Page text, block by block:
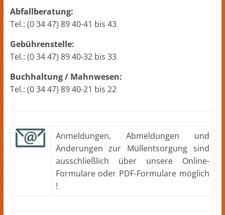
Abfallberatung:
Tel.: (0 34 47) 89 40-41 bis 43
Gebührenstelle:
Tel.: (0 34 47) 89 40-32 bis 33
Buchhaltung / Mahnwesen:
Tel.: (0 34 47) 89 40-21 bis 22
Anmeldungen, Abmeldungen und
Änderungen zur Müllentsorgung sind
ausschließlich über unsere Online-
Formulare oder PDF-Formulare möglich
!